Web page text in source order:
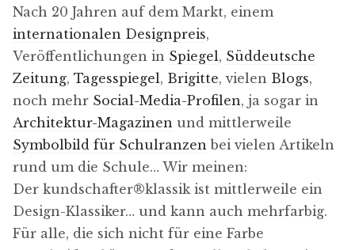
Nach 20 Jahren auf dem Markt, einem
internationalen Designpreis,
Veröffentlichungen in Spiegel, Süddeutsche
Zeitung, Tagesspiegel, Brigitte, vielen Blogs,
noch mehr Social-Media-Profilen, ja sogar in
Architektur-Magazinen und mittlerweile
Symbolbild für Schulranzen bei vielen Artikeln
rund um die Schule… Wir meinen:
Der kundschafter​®​klassik ist mittlerweile ein
Design-Klassiker… und kann auch mehrfarbig.
Für alle, die sich nicht für eine Farbe